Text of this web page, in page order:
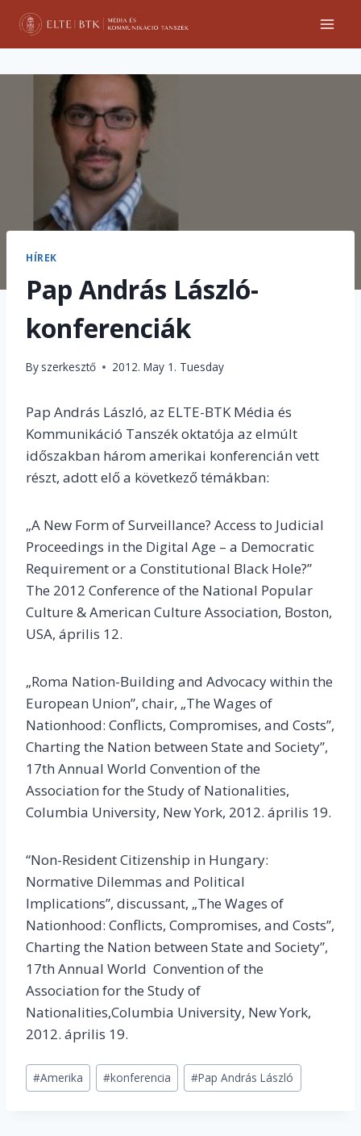
Skip
content
HÍREK
Pap András László-
konferenciák
By szerkesztő 2012. May 1. Tuesday
Pap András László, az ELTE-BTK Média és
Kommunikáció Tanszék oktatója az elmúlt
időszakban három amerikai konferencián vett
részt, adott elő a következő témákban:
„A New Form of Surveillance? Access to Judicial
Proceedings in the Digital Age – a Democratic
Requirement or a Constitutional Black Hole?”
The 2012 Conference of the National Popular
Culture & American Culture Association, Boston,
USA, április 12.
„Roma Nation-Building and Advocacy within the
European Union”, chair, „The Wages of
Nationhood: Conflicts, Compromises, and Costs”,
Charting the Nation between State and Society”,
17th Annual World Convention of the
Association for the Study of Nationalities,
Columbia University, New York, 2012. április 19.
“Non-Resident Citizenship in Hungary:
Normative Dilemmas and Political
Implications”, discussant, „The Wages of
Nationhood: Conflicts, Compromises, and Costs”,
Charting the Nation between State and Society”,
17th Annual World Convention of the
Association for the Study of
Nationalities,Columbia University, New York,
2012. április 19.
Post
Tags:
#Amerika #konferencia #Pap András László